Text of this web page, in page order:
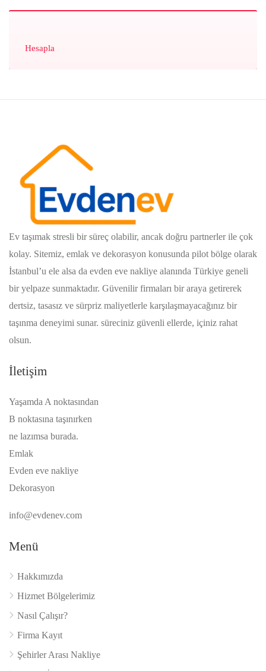
Hesapla
Ev taşımak stresli bir süreç olabilir, ancak doğru partnerler ile çok
kolay. Sitemiz, emlak ve dekorasyon konusunda pilot bölge olarak
İstanbul’u ele alsa da evden eve nakliye alanında Türkiye geneli
bir yelpaze sunmaktadır. Güvenilir firmaları bir araya getirerek
dertsiz, tasasız ve sürpriz maliyetlerle karşılaşmayacağınız bir
taşınma deneyimi sunar. süreciniz güvenli ellerde, içiniz rahat
olsun.
İletişim
Yaşamda A noktasından
B noktasına taşınırken
ne lazımsa burada.
Emlak
Evden eve nakliye
Dekorasyon
info@evdenev.com
Menü
Hakkımızda
Hizmet Bölgelerimiz
Nasıl Çalışır?
Firma Kayıt
Şehirler Arası Nakliye